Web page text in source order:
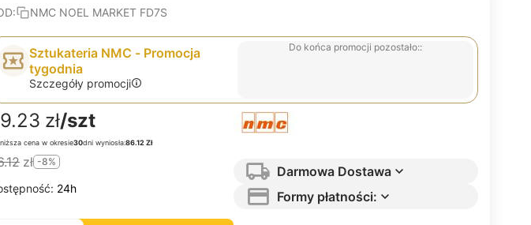
NMC NOEL MARKET FD7S
Sztukateria NMC - Promocja
tygodnia
Szczegóły promocji
Do końca promocji pozostało::
zł/szt
cena w okresie30dni wyniosła:86.12 Zł
zł -8%
24h
Darmowa Dostawa
Formy płatności: